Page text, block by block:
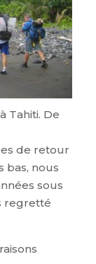
Tahiti. De
de retour
bas, nous
sous
regretté